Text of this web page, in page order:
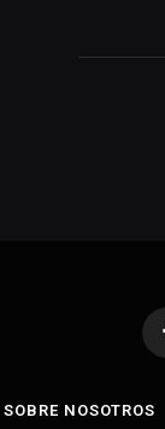
SOBRE NOSOTROS